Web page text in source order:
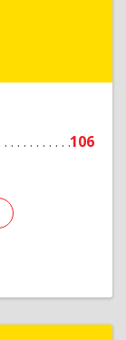
106
мкр, дом